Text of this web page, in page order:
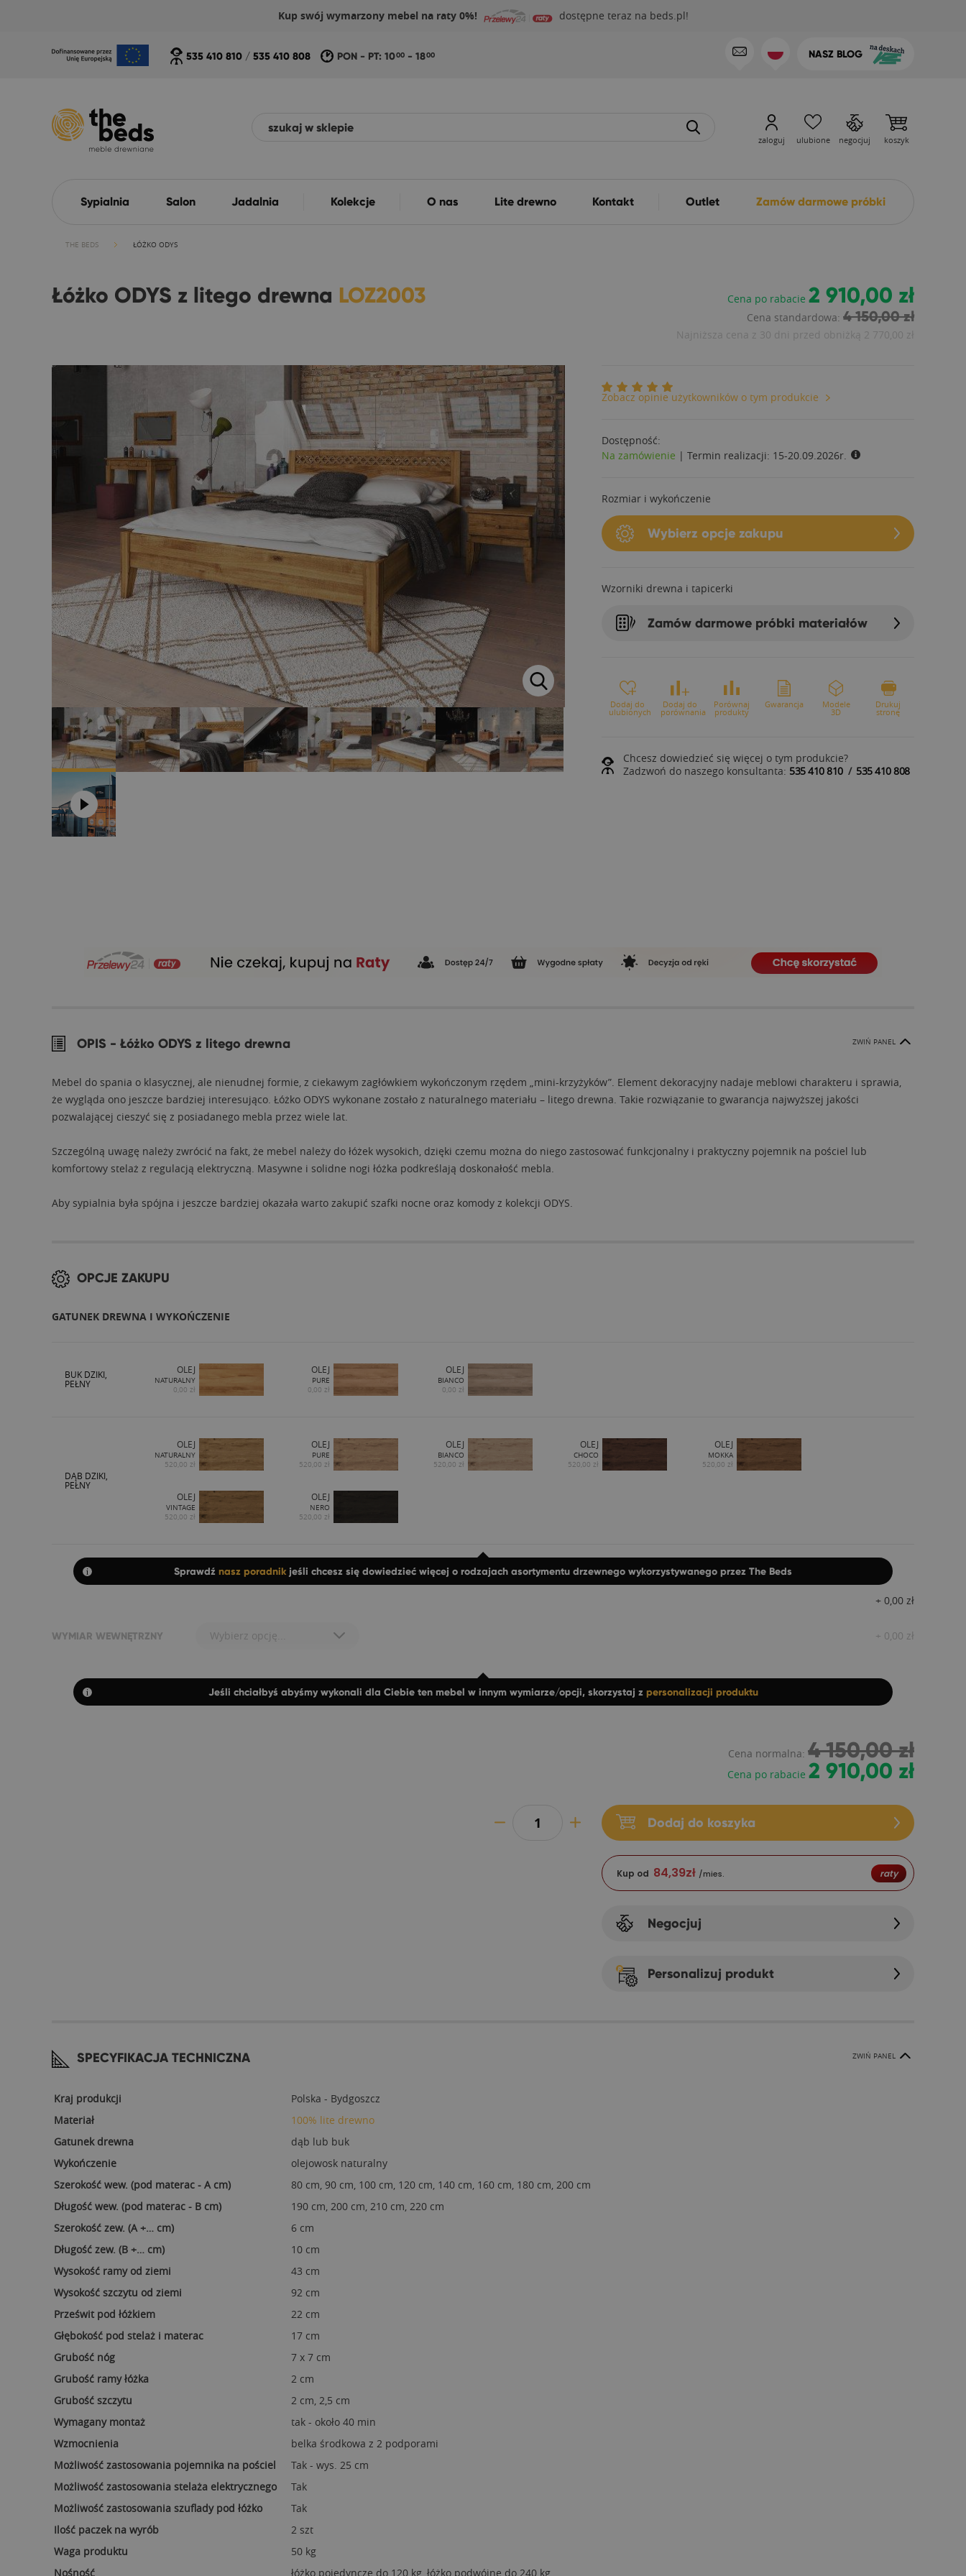
Kup swój wymarzony mebel na raty 0%! dostępne teraz na beds.pl!
NASZ BLOG
535 410 810 / 535 410 808 PON - PT: 1000 - 1800
zaloguj ulubione negocjuj koszyk
Sypialnia Salon Jadalnia Kolekcje O nas Lite drewno Kontakt Outlet Zamów darmowe próbki
THE BEDS ŁÓŻKO ODYS
Łóżko ODYS z litego drewna LOZ2003 Cena po rabacie 2 910,00 zł
Cena standardowa: 4 150,00 zł
Najniższa cena z 30 dni przed obniżką 2 770,00 zł
Zobacz opinie użytkowników o tym produkcie
Dostępność:
Na zamówienie | Termin realizacji: 15-20.09.2026r.
Rozmiar i wykończenie
Wybierz opcje zakupu
Wzorniki drewna i tapicerki
Zamów darmowe próbki materiałów
Dodaj do
ulubionych
Dodaj do
porównania
Porównaj
produkty
Gwarancja Modele
3D
Drukuj
stronę
Chcesz dowiedzieć się więcej o tym produkcie?
Zadzwoń do naszego konsultanta: 535 410 810/ 535 410 808
OPIS - Łóżko ODYS z litego drewna ZWIŃ PANEL
Mebel do spania o klasycznej, ale nienudnej formie, z ciekawym zagłówkiem wykończonym rzędem „mini-krzyżyków”. Element dekoracyjny nadaje meblowi charakteru i sprawia,
że wygląda ono jeszcze bardziej interesująco. Łóżko ODYS wykonane zostało z naturalnego materiału – litego drewna. Takie rozwiązanie to gwarancja najwyższej jakości
pozwalającej cieszyć się z posiadanego mebla przez wiele lat.
Szczególną uwagę należy zwrócić na fakt, że mebel należy do łóżek wysokich, dzięki czemu można do niego zastosować funkcjonalny i praktyczny pojemnik na pościel lub
komfortowy stelaż z regulacją elektryczną. Masywne i solidne nogi łóżka podkreślają doskonałość mebla.
Aby sypialnia była spójna i jeszcze bardziej okazała warto zakupić szafki nocne oraz komody z kolekcji ODYS.
OPCJE ZAKUPU
GATUNEK DREWNA I WYKOŃCZENIE
BUK DZIKI,
PEŁNY
OLEJ
NATURALNY
0,00 zł
OLEJ
PURE
0,00 zł
OLEJ
BIANCO
0,00 zł
DĄB DZIKI,
PEŁNY
OLEJ
NATURALNY
520,00 zł
OLEJ
PURE
520,00 zł
OLEJ
BIANCO
520,00 zł
OLEJ
CHOCO
520,00 zł
OLEJ
MOKKA
520,00 zł
OLEJ
VINTAGE
520,00 zł
OLEJ
NERO
520,00 zł
Sprawdź nasz poradnik jeśli chcesz się dowiedzieć więcej o rodzajach asortymentu drzewnego wykorzystywanego przez The Beds
+ 0,00 zł
WYMIAR WEWNĘTRZNY Wybierz opcję... + 0,00 zł
Jeśli chciałbyś abyśmy wykonali dla Ciebie ten mebel w innym wymiarze/opcji, skorzystaj z personalizacji produktu
Cena normalna: 4 150,00 zł
Cena po rabacie 2 910,00 zł
Dodaj do koszyka
Kup od 84,39zł /mies. raty
Negocjuj
Personalizuj produkt
SPECYFIKACJA TECHNICZNA ZWIŃ PANEL
Kraj produkcji
Polska - Bydgoszcz
Materiał
100% lite drewno
Gatunek drewna
dąb lub buk
Wykończenie
olejowosk naturalny
Szerokość wew. (pod materac - A cm)
80 cm, 90 cm, 100 cm, 120 cm, 140 cm, 160 cm, 180 cm, 200 cm
Długość wew. (pod materac - B cm)
190 cm, 200 cm, 210 cm, 220 cm
Szerokość zew. (A +… cm)
6 cm
Długość zew. (B +… cm)
10 cm
Wysokość ramy od ziemi
43 cm
Wysokość szczytu od ziemi
92 cm
Prześwit pod łóżkiem
22 cm
Głębokość pod stelaż i materac
17 cm
Grubość nóg
7 x 7 cm
Grubość ramy łóżka
2 cm
Grubość szczytu
2 cm, 2,5 cm
Wymagany montaż
tak - około 40 min
Wzmocnienia
belka środkowa z 2 podporami
Możliwość zastosowania pojemnika na pościel
Tak - wys. 25 cm
Możliwość zastosowania stelaża elektrycznego
Tak
Możliwość zastosowania szuflady pod łóżko
Tak
Ilość paczek na wyrób
2 szt
Waga produktu
50 kg
Nośność
łóżko pojedyncze do 120 kg, łóżko podwójne do 240 kg